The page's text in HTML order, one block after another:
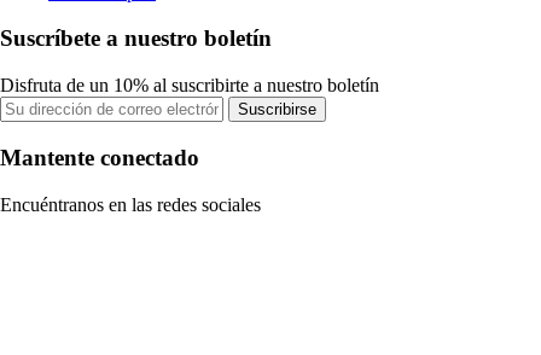
Suscríbete a nuestro boletín
Disfruta de un 10% al suscribirte a nuestro boletín
Suscribirse
Mantente conectado
Encuéntranos en las redes sociales